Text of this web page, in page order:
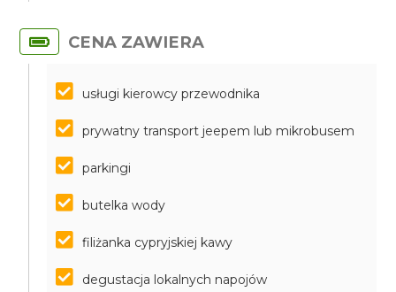
CENA ZAWIERA
usługi kierowcy przewodnika
prywatny transport jeepem lub mikrobusem
parkingi
butelka wody
filiżanka cypryjskiej kawy
degustacja lokalnych napojów